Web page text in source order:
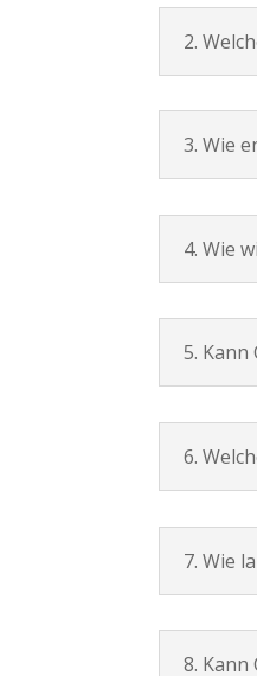
2.
3. Wie
4. Wie
5.
6.
7. Wie
8. Kann